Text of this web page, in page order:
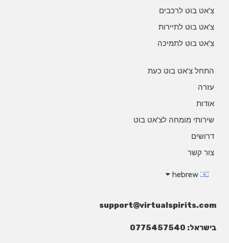
צ'אט בוט לרכבים
צ'אט בוט לתיירות
צ'אט בוט לתמיכה
התחל צ'אט בוט כעת
עזרה
אודות
שירותי מומחה לצ'אט בוט
דרושים
צור קשר
support@virtualspirits.com
בישראל: 0775457540